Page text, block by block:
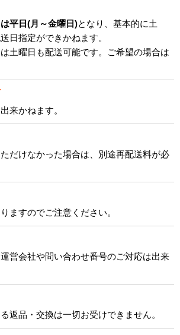
平日(月～金曜日)となり、基本的に土
日指定ができかねます。
土曜日も配送可能です。ご希望の場合は
来かねます。
だけなかった場合は、別途再配送料が必
ますのでご注意ください。
営会社や問い合わせ番号のご対応は出来
返品・交換は一切お受けできません。